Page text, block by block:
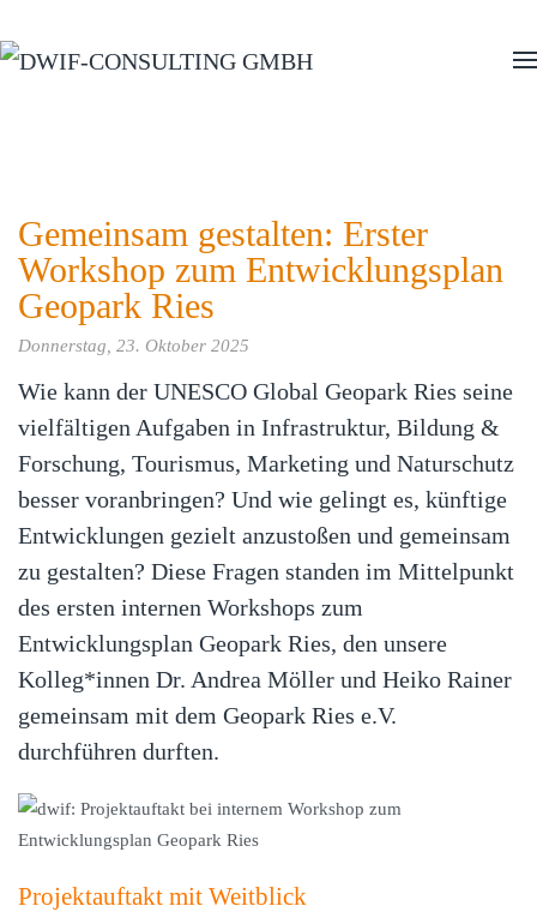
Zum Hauptinhalt springen
Gemeinsam gestalten: Erster
Workshop zum Entwicklungsplan
Geopark Ries
Donnerstag, 23. Oktober 2025
Wie kann der UNESCO Global Geopark Ries seine
vielfältigen Aufgaben in Infrastruktur, Bildung &
Forschung, Tourismus, Marketing und Naturschutz
besser voranbringen? Und wie gelingt es, künftige
Entwicklungen gezielt anzustoßen und gemeinsam
zu gestalten? Diese Fragen standen im Mittelpunkt
des ersten internen Workshops zum
Entwicklungsplan Geopark Ries, den unsere
Kolleg*innen Dr. Andrea Möller und Heiko Rainer
gemeinsam mit dem Geopark Ries e.V.
durchführen durften.
Projektauftakt mit Weitblick